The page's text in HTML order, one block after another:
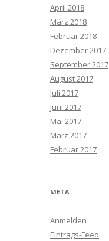
April 2018
März 2018
Februar 2018
Dezember 2017
September 2017
August 2017
Juli 2017
Juni 2017
Mai 2017
März 2017
Februar 2017
META
Anmelden
Eintrags-Feed